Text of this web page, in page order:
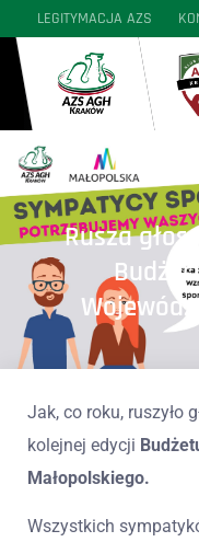
LEGITYMACJA AZS
Rusza
Jak, co roku, ruszyło
kolejnej edycji
Małopolskiego.
Wszystkich